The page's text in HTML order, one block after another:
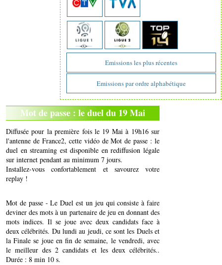
Emissions les plus récentes
Emissions par ordre alphabétique
Mot de passe : le duel du 19 Mai
Diffusée pour la première fois le 19 Mai à 19h16 sur
l'antenne de France2, cette vidéo de Mot de passe : le
duel en streaming est disponible en rediffusion légale
sur internet pendant au minimum 7 jours.
Installez-vous confortablement et savourez votre
replay !
Mot de passe - Le Duel est un jeu qui consiste à faire
deviner des mots à un partenaire de jeu en donnant des
mots indices. Il se joue avec deux candidats face à
deux célébrités. Du lundi au jeudi, ce sont les Duels et
la Finale se joue en fin de semaine, le vendredi, avec
le meilleur des 2 candidats et les deux célébrités..
Durée : 8 min 10 s.